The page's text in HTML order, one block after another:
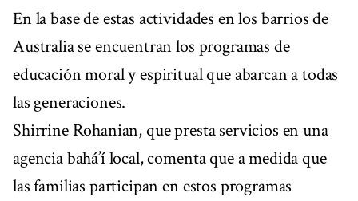
En la base de estas actividades en los barrios de
Australia se encuentran los programas de
educación moral y espiritual que abarcan a todas
las generaciones.
Shirrine Rohanian, que presta servicios en una
agencia bahá’í local, comenta que a medida que
las familias participan en estos programas